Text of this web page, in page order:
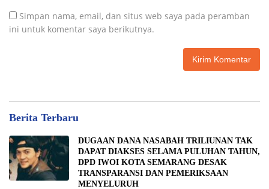
Simpan nama, email, dan situs web saya pada peramban
ini untuk komentar saya berikutnya.
Berita Terbaru
DUGAAN DANA NASABAH TRILIUNAN TAK
DAPAT DIAKSES SELAMA PULUHAN TAHUN,
DPD IWOI KOTA SEMARANG DESAK
TRANSPARANSI DAN PEMERIKSAAN
MENYELURUH